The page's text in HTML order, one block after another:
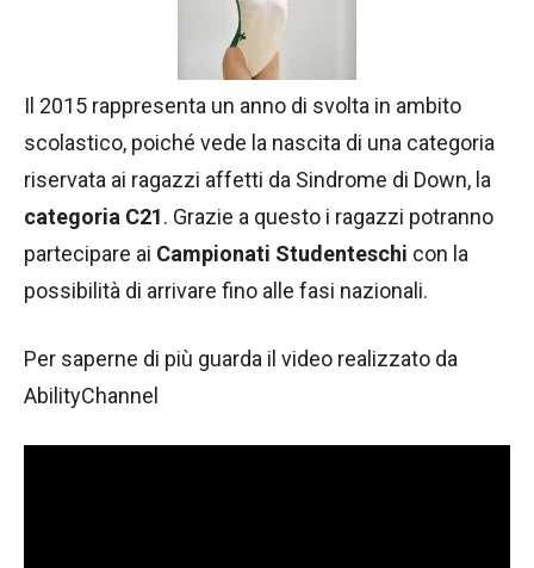
Il 2015 rappresenta un anno di svolta in ambito
scolastico, poiché vede la nascita di una categoria
riservata ai ragazzi affetti da Sindrome di Down, la
categoria C21. Grazie a questo i ragazzi potranno
partecipare ai Campionati Studenteschi con la
possibilità di arrivare fino alle fasi nazionali.
Per saperne di più guarda il video realizzato da
AbilityChannel